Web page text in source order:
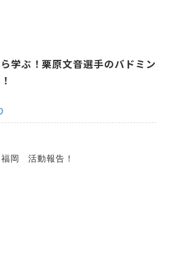
学ぶ！栗原文音選手のバドミン